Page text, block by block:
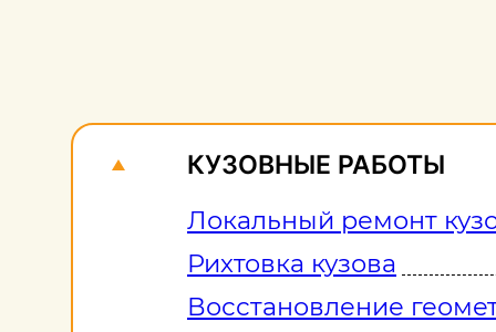
КУЗОВНЫЕ РАБОТЫ
Локальный ремонт
Рихтовка кузова
Восстановление